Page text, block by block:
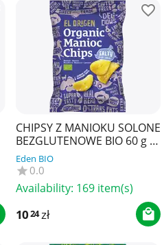
CHIPSY Z MANIOKU SOLONE
BEZGLUTENOWE BIO 60 g -
EL ORIGEN
Eden BIO
0.0
Availability: 169 item(s)
1024zł